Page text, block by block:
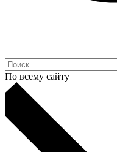
По всему сайту